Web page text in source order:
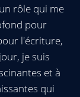
rôle qui me
pour
l'écriture,
je suis
et à
qui